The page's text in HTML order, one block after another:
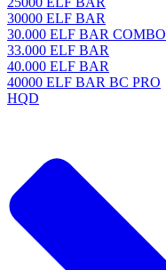
30000 ELF BAR
30.000 ELF BAR COMBO
33.000 ELF BAR
40.000 ELF BAR
40000 ELF BAR BC PRO
HQD